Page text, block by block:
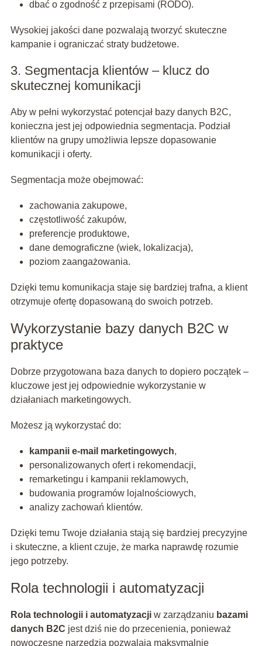
dbać o zgodność z przepisami (RODO).
Wysokiej jakości dane pozwalają tworzyć skuteczne
kampanie i ograniczać straty budżetowe.
3. Segmentacja klientów – klucz do
skutecznej komunikacji
Aby w pełni wykorzystać potencjał bazy danych B2C,
konieczna jest jej odpowiednia segmentacja. Podział
klientów na grupy umożliwia lepsze dopasowanie
komunikacji i oferty.
Segmentacja może obejmować:
zachowania zakupowe,
częstotliwość zakupów,
preferencje produktowe,
dane demograficzne (wiek, lokalizacja),
poziom zaangażowania.
Dzięki temu komunikacja staje się bardziej trafna, a klient
otrzymuje ofertę dopasowaną do swoich potrzeb.
Wykorzystanie bazy danych B2C w
praktyce
Dobrze przygotowana baza danych to dopiero początek –
kluczowe jest jej odpowiednie wykorzystanie w
działaniach marketingowych.
Możesz ją wykorzystać do:
kampanii e-mail marketingowych,
personalizowanych ofert i rekomendacji,
remarketingu i kampanii reklamowych,
budowania programów lojalnościowych,
analizy zachowań klientów.
Dzięki temu Twoje działania stają się bardziej precyzyjne
i skuteczne, a klient czuje, że marka naprawdę rozumie
jego potrzeby.
Rola technologii i automatyzacji
Rola technologii i automatyzacjiw zarządzaniu bazami
danych B2C jest dziś nie do przecenienia, ponieważ
nowoczesne narzędzia pozwalają maksymalnie